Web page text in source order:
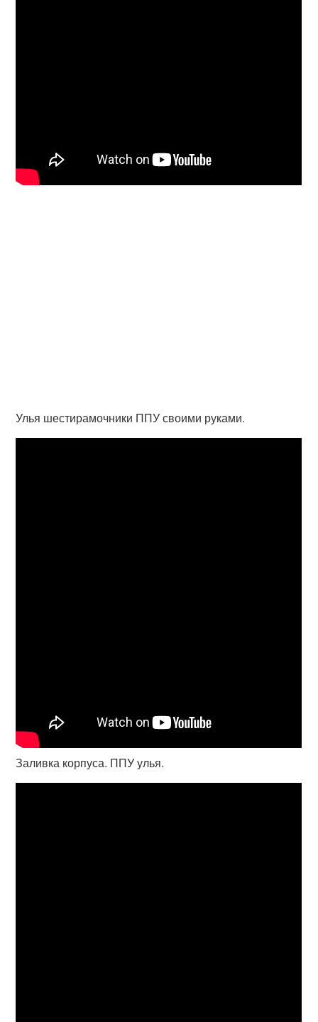
Улья шестирамочники ППУ своими руками.
Заливка корпуса. ППУ улья.